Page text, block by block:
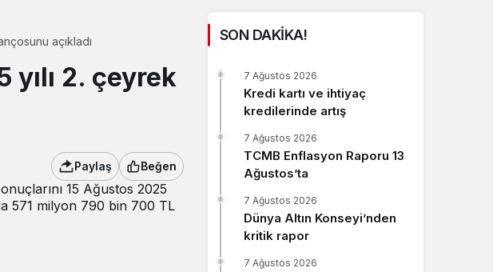
Gündüz modunu seçin.
Gece Modu
Gece modunu seçin.
Sistem Modu
Sistem modunu seçin.
açıkladı
2. çeyrek
Paylaş Beğen
15 Ağustos 2025
571 milyon 790 bin 700 TL
SON DAKİKA!
Kredi kartı ve ihtiyaç
kredilerinde artış
7 Ağustos 2026
TCMB Enflasyon Raporu 13
Ağustos’ta
7 Ağustos 2026
Dünya Altın Konseyi’nden
kritik rapor
7 Ağustos 2026
7 Ağustos 2026